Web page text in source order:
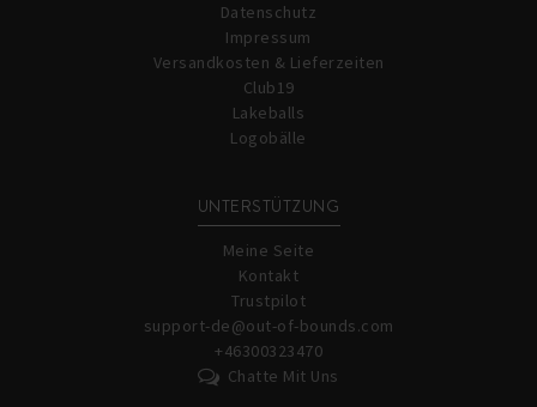
Datenschutz
Impressum
Versandkosten & Lieferzeiten
Club19
Lakeballs
Logobälle
UNTERSTÜTZUNG
Meine Seite
Kontakt
Trustpilot
support-de@out-of-bounds.com
+46300323470
Chatte Mit Uns